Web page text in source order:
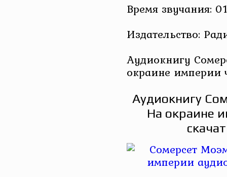
Время звучания:
Издательство:
Аудиокнигу
окраине империи
Аудиокнигу
На окраине